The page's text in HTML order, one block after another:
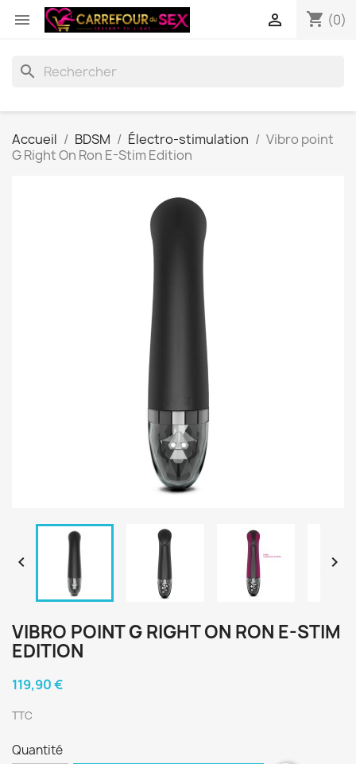
 shopping_cart (0)

search
Accueil BDSM Électro-stimulation
Vibro point
G Right On Ron E-Stim Edition
 
VIBRO POINT G RIGHT ON RON E-STIM
EDITION
119,90 €
TTC
Quantité